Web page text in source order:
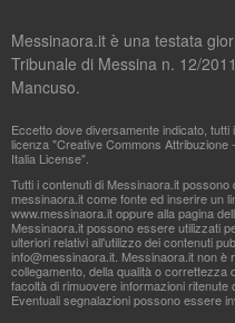
Messinaora.it è una testata
Tribunale di Messina n. 12/
Mancuso.
Eccetto dove diversamente indicato,
licenza "Creative Commons
Italia License".
Tutti i contenuti di Messinaora.it
messinaora.it come fonte ed inserire un
www.messinaora.it oppure alla pagina
Messinaora.it possono essere utilizzati
ulteriori relativi all'utilizzo dei contenuti
info@messinaora.it . Messinaora.it non
collegamento, della qualità o correttezza
facoltà di rimuovere informazioni
Eventuali segnalazioni possono essere